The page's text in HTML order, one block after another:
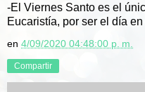
-El Viernes Santo es el
Eucaristía, por ser el día
en 4/09/2020 04:48:00 p. m.
Compartir